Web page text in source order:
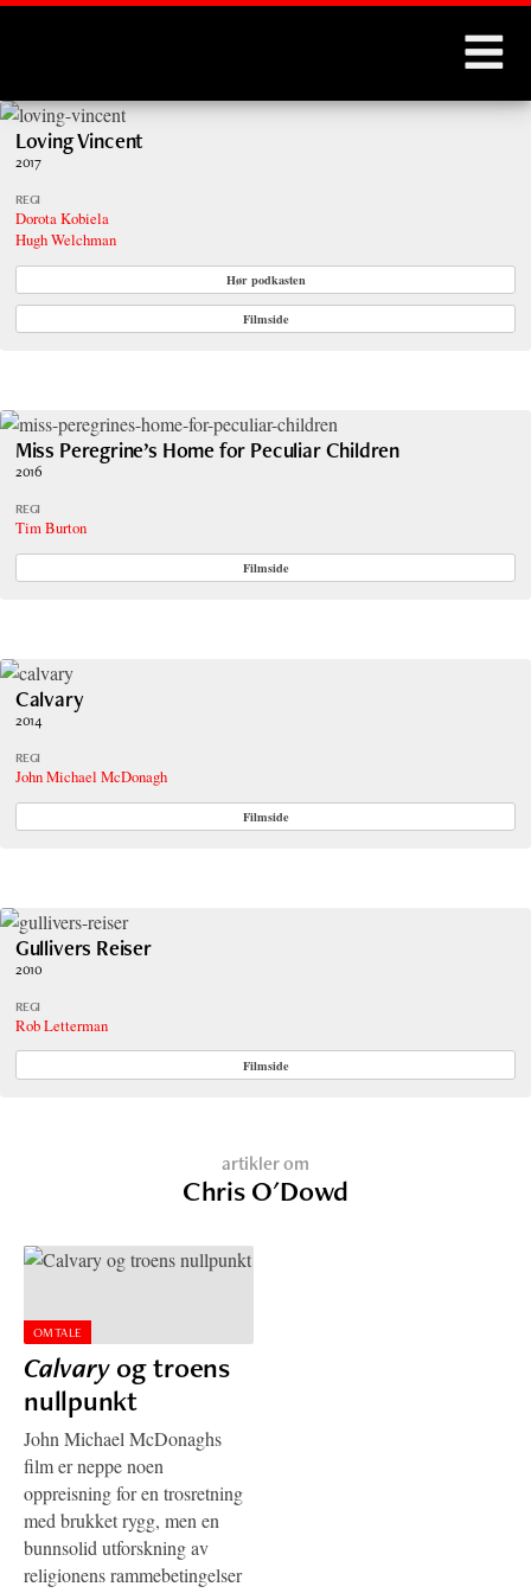
Loving Vincent
2017
REGI
Dorota Kobiela
Hugh Welchman
Hør podkasten
Filmside
Miss Peregrine’s Home for Peculiar Children
2016
REGI
Tim Burton
Filmside
Calvary
2014
REGI
John Michael McDonagh
Filmside
Gullivers Reiser
2010
REGI
Rob Letterman
Filmside
artikler om
Chris O'Dowd
OMTALE
Calvaryog troens
nullpunkt
John Michael McDonaghs
film er neppe noen
oppreisning for en trosretning
med brukket rygg, men en
bunnsolid utforskning av
religionens rammebetingelser